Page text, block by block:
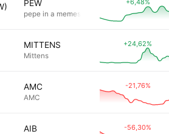
PEW
pepe in a memes world
+6,48%
MITTENS
Mittens
+24,62%
AMC
AMC
-21,76%
AIB -56,30%